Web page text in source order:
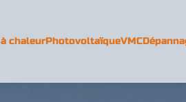
chaleurPhotovoltaïqueVMC